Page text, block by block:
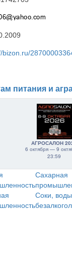
bizon.ru/
питания и
АГРОСАЛОН
6 октября — 9
23:59
Сахарная
Соки,